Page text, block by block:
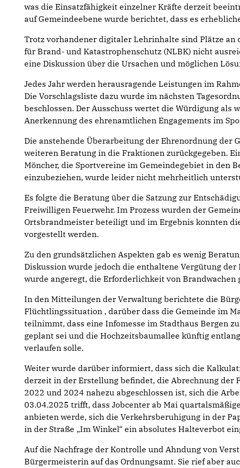
was die Einsatzfähigkeit einzelner Kräfte derzeit
auf Gemeindeebene wurde berichtet, dass es
Trotz vorhandener digitaler Lehrinhalte sind Plätze an
für Brand- und Katastrophenschutz (NLBK) nicht
eine Diskussion über die Ursachen und möglichen
Jedes Jahr werden herausragende Leistungen im
Die Vorschlagsliste dazu wurde im nächsten
beschlossen. Der Ausschuss wertet die Würdigung als
Anerkennung des ehrenamtlichen Engagements im
Die anstehende Überarbeitung der Ehrenordnung der
weiteren Beratung in die Fraktionen zurückgegeben.
Möncher, die Sportvereine im Gemeindegebiet in den
einzubeziehen, wurde leider nicht mehrheitlich
Es folgte die Beratung über die Satzung zur
Freiwilligen Feuerwehr. Im Prozess wurden der
Ortsbrandmeister beteiligt und im Ergebnis konnten
vorgestellt werden.
Zu den grundsätzlichen Aspekten gab es wenig
Diskussion wurde jedoch die enthaltene Vergütung
wurde angeregt, die Erforderlichkeit von Brandwachen
In den Mitteilungen der Verwaltung berichtete die
Flüchtlingssituation , darüber dass die Gemeinde im
teilnimmt, dass eine Infomesse im Stadthaus Bergen
geplant sei und die Hochzeitsbaumallee künftig
verlaufen solle.
Weiter wurde darüber informiert, dass sich die
derzeit in der Erstellung befindet, die Abrechnung der
2022 und 2024 nahezu abgeschlossen ist, sich die
03.04.2025 trifft, dass Jobcenter ab Mai
anbieten werde, sich die Verkehrsberuhigung in der
in der Straße „Im Winkel“ ein absolutes Halteverbot
Auf die Nachfrage der Kontrolle und Ahndung von
Bürgermeisterin auf das Ordnungsamt. Sie rief aber